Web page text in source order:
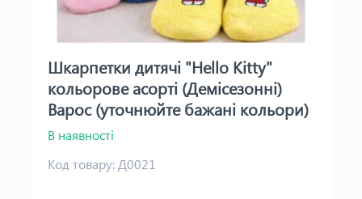
Шкарпетки дитячі "Hello Kitty"
кольорове асорті (Демісезонні)
Варос (уточнюйте бажані кольори)
В наявності
Код товару:Д0021